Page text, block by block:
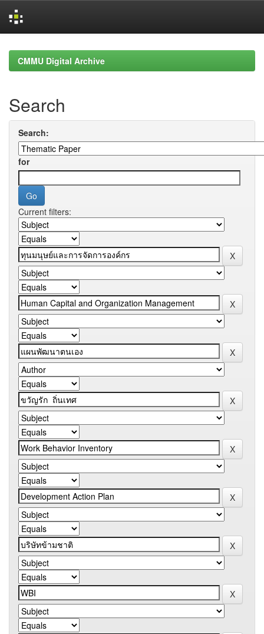
navigationCMMU Digital Archive
Search
Search:
for
Current filters: